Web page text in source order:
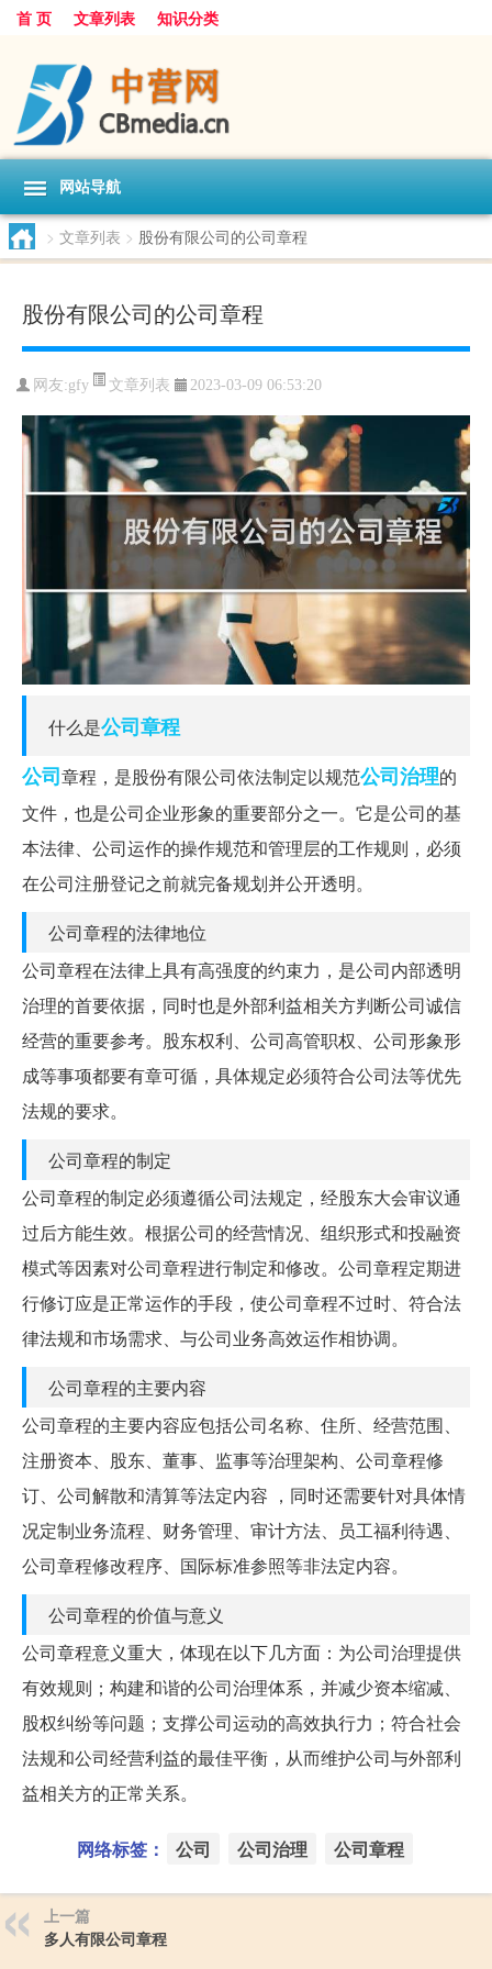
首 页 文章列表 知识分类
网站导航
> 文章列表 > 股份有限公司的公司章程
股份有限公司的公司章程
网友:gfy 文章列表 2023-03-09 06:53:20
什么是公司章程
公司章程，是股份有限公司依法制定以规范公司治理的
文件，也是公司企业形象的重要部分之一。它是公司的基
本法律、公司运作的操作规范和管理层的工作规则，必须
在公司注册登记之前就完备规划并公开透明。
公司章程的法律地位
公司章程在法律上具有高强度的约束力，是公司内部透明
治理的首要依据，同时也是外部利益相关方判断公司诚信
经营的重要参考。股东权利、公司高管职权、公司形象形
成等事项都要有章可循，具体规定必须符合公司法等优先
法规的要求。
公司章程的制定
公司章程的制定必须遵循公司法规定，经股东大会审议通
过后方能生效。根据公司的经营情况、组织形式和投融资
模式等因素对公司章程进行制定和修改。公司章程定期进
行修订应是正常运作的手段，使公司章程不过时、符合法
律法规和市场需求、与公司业务高效运作相协调。
公司章程的主要内容
公司章程的主要内容应包括公司名称、住所、经营范围、
注册资本、股东、董事、监事等治理架构、公司章程修
订、公司解散和清算等法定内容 ，同时还需要针对具体情
况定制业务流程、财务管理、审计方法、员工福利待遇、
公司章程修改程序、国际标准参照等非法定内容。
公司章程的价值与意义
公司章程意义重大，体现在以下几方面：为公司治理提供
有效规则；构建和谐的公司治理体系，并减少资本缩减、
股权纠纷等问题；支撑公司运动的高效执行力；符合社会
法规和公司经营利益的最佳平衡，从而维护公司与外部利
益相关方的正常关系。
网络标签： 公司 公司治理 公司章程
上一篇
多人有限公司章程